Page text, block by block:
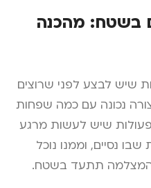
בשטח: מהכנה
שיש לבצע לפני שרוצים
נכונה עם כמה שפחות
שיש לעשות מרגע
נסיים, וממנו נוכל
שהמצלמה תתעד בשטח.